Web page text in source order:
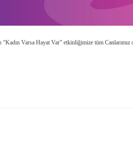
Varsa Hayat Var” etkinliğimize tüm Canlarımız